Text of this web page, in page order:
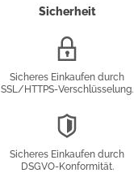
Sicherheit
Sicheres Einkaufen durch
SSL/HTTPS-Verschlüsselung.
Sicheres Einkaufen durch
DSGVO-Konformität.